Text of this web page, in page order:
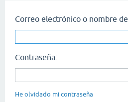
Correo electrónico o nombre
Contraseña:
He olvidado mi contraseña